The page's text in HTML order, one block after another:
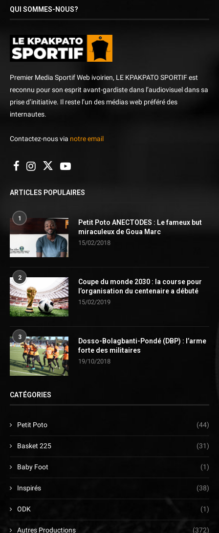
QUI SOMMES-NOUS?
Premier Media Sportif Web ivoirien, LE KPAKPATO SPORTIF est
reconnu pour son esprit avant-gardiste dans l’audiovisuel dans sa
prise d’initiative. Il reste l’un des médias web préféré des
internautes.
Contactez-nous via notre email
ARTICLES POPULAIRES
1
Petit Poto ANECTODES : Le fameux but
miraculeux de Goua Marc
15/02/2018
2
Coupe du monde 2030 : la course pour
l’organisation du centenaire a débuté
15/02/2019
3
Dosso-Bolagbanti-Pondé (DBP) : l’arme
forte des militaires
19/10/2018
CATÉGORIES
Petit Poto (44)
Basket 225 (31)
Baby Foot (1)
Inspirés (38)
ODK (1)
Autres Productions (372)